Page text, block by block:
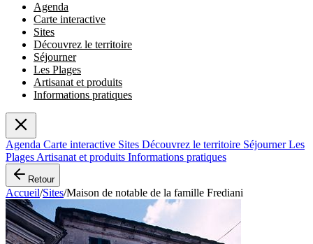
Agenda
Carte interactive
Sites
Découvrez le territoire
Séjourner
Les Plages
Artisanat et produits
Informations pratiques
Agenda Carte interactive Sites Découvrez le territoire SéjournerLes
Plages Artisanat et produits Informations pratiques
Retour
Accueil/Sites/Maison de notable de la famille Frediani